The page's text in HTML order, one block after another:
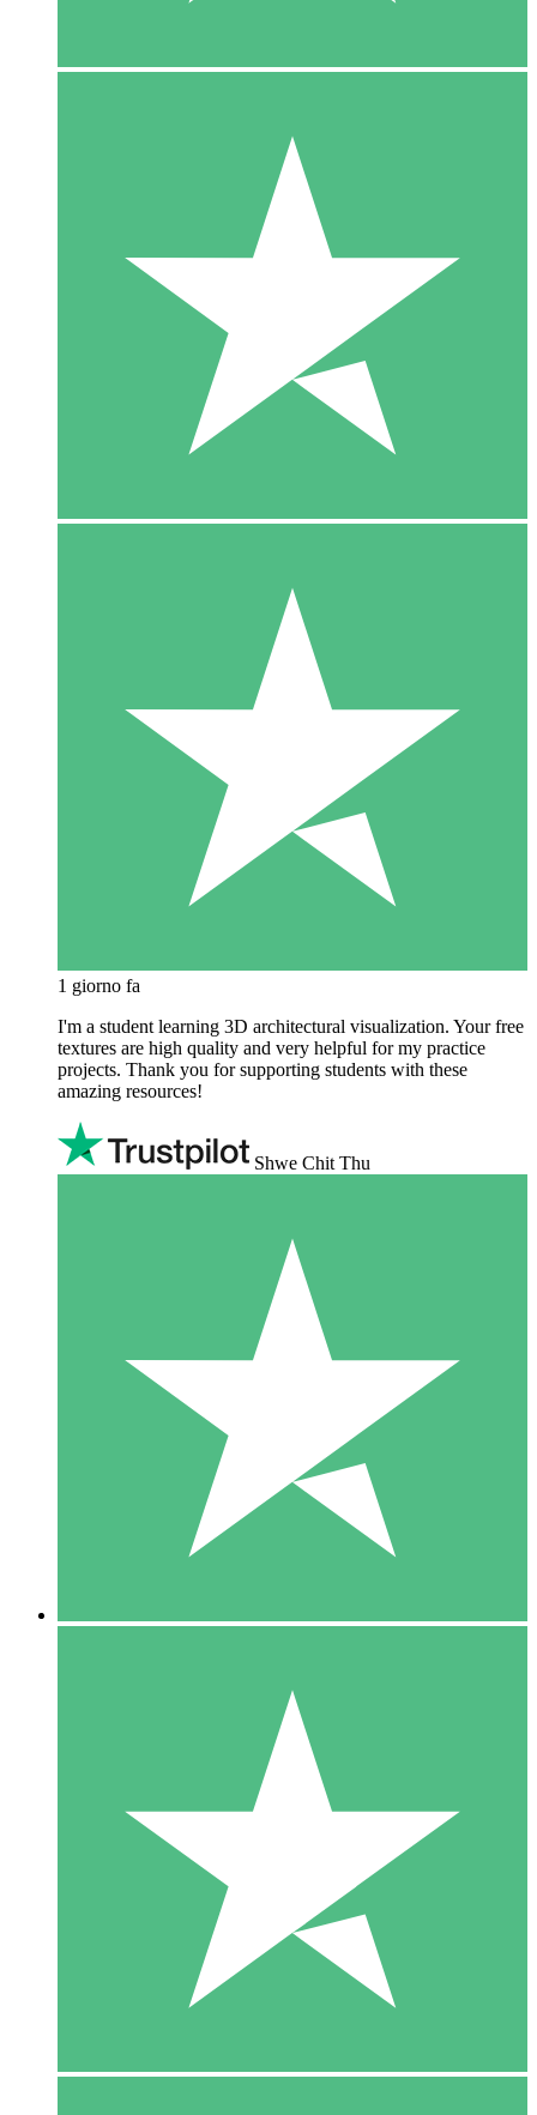
1 giorno fa
I'm a student learning 3D architectural visualization. Your free
textures are high quality and very helpful for my practice
projects. Thank you for supporting students with these
amazing resources!
Shwe Chit Thu